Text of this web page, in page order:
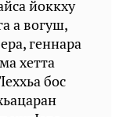
йоккху
а вогуш,
геннара
хетта
бос